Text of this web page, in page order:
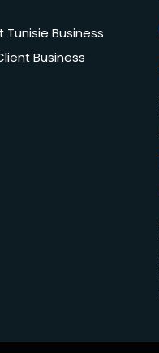
Tunisie Business
Business